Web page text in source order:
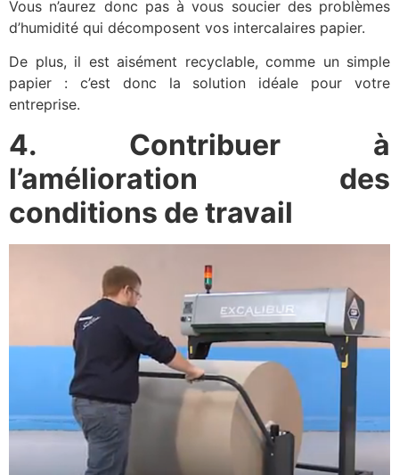
Vous n’aurez donc pas à vous soucier des problèmes
d’humidité qui décomposent vos intercalaires papier.
De plus, il est aisément recyclable, comme un simple
papier : c’est donc la solution idéale pour votre
entreprise.
4. Contribuer à
l’amélioration des
conditions de travail